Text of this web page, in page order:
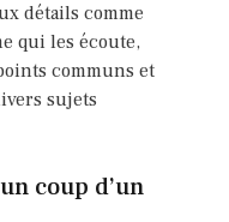
détails comme
qui les écoute,
communs et
sujets
coup d’un